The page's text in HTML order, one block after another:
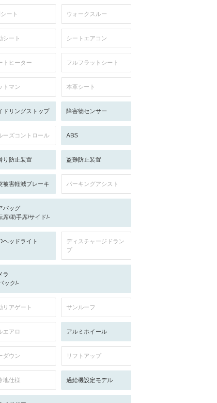
ート ウォークスルー
シート シートエアコン
トヒーター フルフラットシート
トマン 本革シート
ドリングストップ 障害物センサー
ーズコントロール ABS
り防止装置 盗難防止装置
被害軽減ブレーキ パーキングアシスト
バッグ
席/助手席/サイド/-
ヘッドライト
ディスチャージドラン
プ
ラ
ック/-
リアゲート サンルーフ
エアロ アルミホイール
ダウン リフトアップ
地仕様 過給機設定モデル